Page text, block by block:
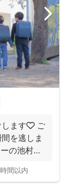
ます🧡 ご
を逃しま
の池村
間以内